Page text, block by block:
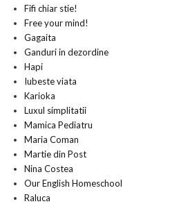
Fifi chiar stie!
Free your mind!
Gagaita
Ganduri in dezordine
Hapi
Iubeste viata
Karioka
Luxul simplitatii
Mamica Pediatru
Maria Coman
Martie din Post
Nina Costea
Our English Homeschool
Raluca